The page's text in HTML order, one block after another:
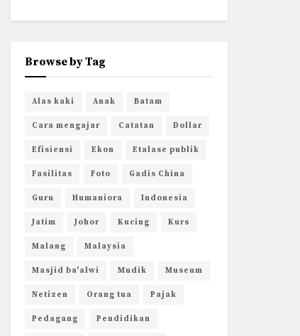
Browse by Tag
Alas kaki Anak Batam
Cara mengajar Catatan Dollar
Efisiensi Ekon Etalase publik
Fasilitas Foto Gadis China
Guru Humaniora Indonesia
Jatim Johor Kucing Kurs
Malang Malaysia
Masjid ba'alwi Mudik Museum
Netizen Orang tua Pajak
Pedagang Pendidikan